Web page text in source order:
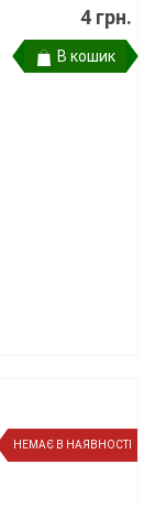
4 грн.
В кошик
НЕМАЄ В НАЯВНОСТІ